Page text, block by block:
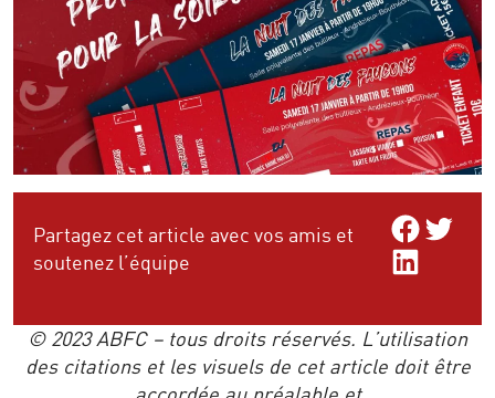
Partagez cet article avec vos amis et
soutenez l’équipe
Share onShare on
Share on LinkedIn
© 2023 ABFC – tous droits réservés. L’utilisation
des citations et les visuels de cet article doit être